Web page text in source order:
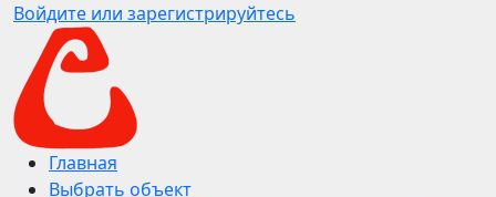
Войдите или зарегистрируйтесь
Главная
Выбрать объект